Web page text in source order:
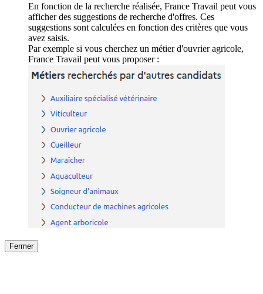
En fonction de la recherche réalisée, France Travail peut vous
afficher des suggestions de recherche d'offres. Ces
suggestions sont calculées en fonction des critères que vous
avez saisis.
Par exemple si vous cherchez un métier d'ouvrier agricole,
France Travail peut vous proposer :
Fermer